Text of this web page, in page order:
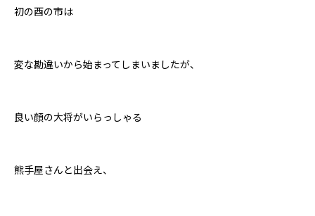
初の酉の市は
変な勘違いから始まってしまいましたが、
良い顔の大将がいらっしゃる
熊手屋さんと出会え、